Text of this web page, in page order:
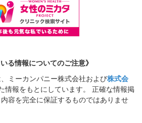
いる情報についてのご注意》
ミーカンパニー株式会社および株式会
情報をもとにしています。 正確な情報掲
容を完全に保証するものではありませ